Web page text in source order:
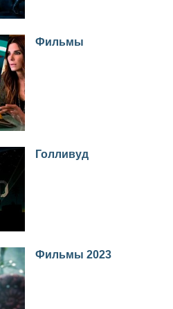
Фильмы
Голливуд
Фильмы 2023